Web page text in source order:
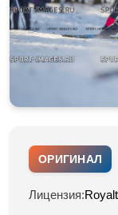
ОРИГИНАЛ
Лицензия: